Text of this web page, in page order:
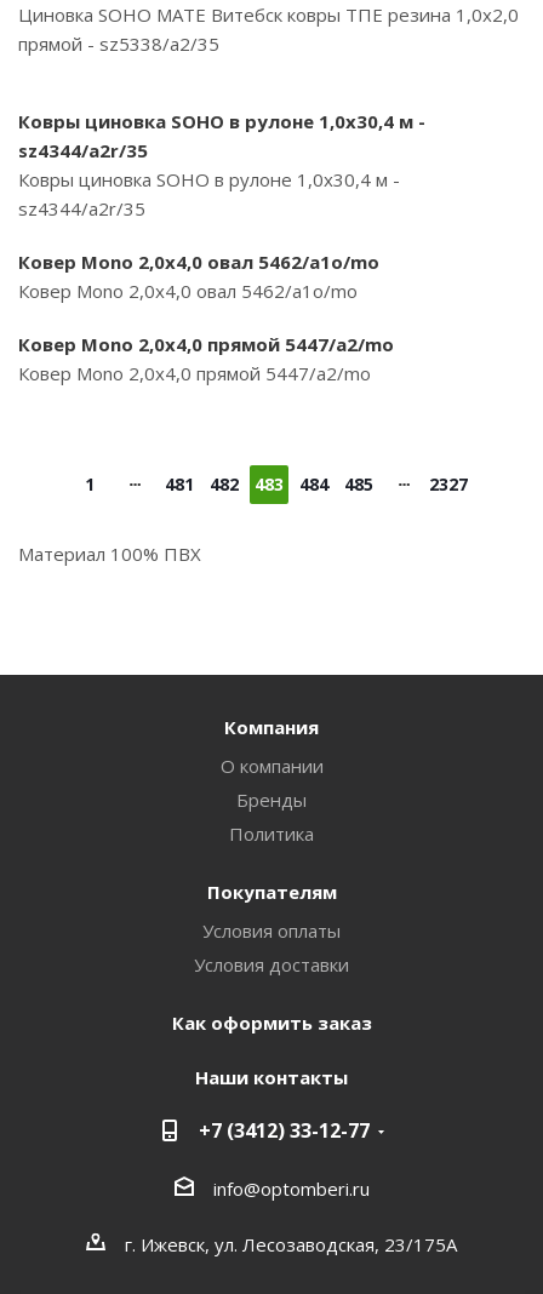
Циновка SOHO MATE Витебск ковры ТПЕ резина 1,0х2,0
прямой - sz5338/a2/35
Ковры циновка SOHO в рулоне 1,0х30,4 м -
sz4344/a2r/35
Ковры циновка SOHO в рулоне 1,0х30,4 м -
sz4344/a2r/35
Ковер Mono 2,0х4,0 овал 5462/a1o/mo
Ковер Mono 2,0х4,0 овал 5462/a1o/mo
Ковер Mono 2,0х4,0 прямой 5447/a2/mo
Ковер Mono 2,0х4,0 прямой 5447/a2/mo
1 481 482 483 484 485 2327
Материал 100% ПВХ
Компания
О компании
Бренды
Политика
Покупателям
Условия оплаты
Условия доставки
Как оформить заказ
Наши контакты
+7 (3412) 33-12-77
info@optomberi.ru
г. Ижевск, ул. Лесозаводская, 23/175А